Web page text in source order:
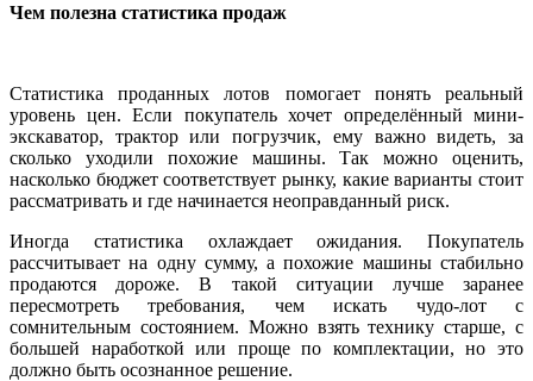
Чем полезна статистика продаж
Статистика проданных лотов помогает понять реальный
уровень цен. Если покупатель хочет определённый мини-
экскаватор, трактор или погрузчик, ему важно видеть, за
сколько уходили похожие машины. Так можно оценить,
насколько бюджет соответствует рынку, какие варианты стоит
рассматривать и где начинается неоправданный риск.
Иногда статистика охлаждает ожидания. Покупатель
рассчитывает на одну сумму, а похожие машины стабильно
продаются дороже. В такой ситуации лучше заранее
пересмотреть требования, чем искать чудо-лот с
сомнительным состоянием. Можно взять технику старше, с
большей наработкой или проще по комплектации, но это
должно быть осознанное решение.